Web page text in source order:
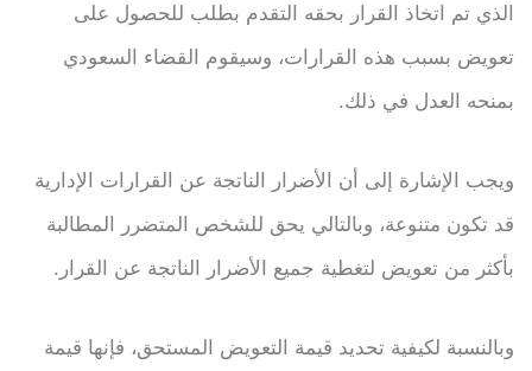
الذي تم اتخاذ القرار بحقه التقدم بطلب للحصول على
تعويض بسبب هذه القرارات، وسيقوم القضاء السعودي
بمنحه العدل في ذلك.
ويجب الإشارة إلى أن الأضرار الناتجة عن القرارات الإدارية
قد تكون متنوعة، وبالتالي يحق للشخص المتضرر المطالبة
بأكثر من تعويض لتغطية جميع الأضرار الناتجة عن القرار.
وبالنسبة لكيفية تحديد قيمة التعويض المستحق، فإنها قيمة